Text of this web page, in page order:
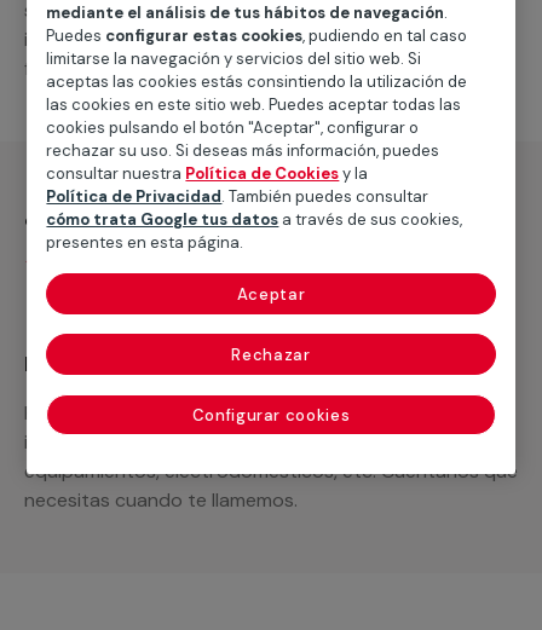
suministro de los materiales necesarios, las
intervenciones a realizar, o la mano de obra que hará
falta para completar tu proyecto.
¿Qué incluye?
Recuerda que en MULTIMAP
Podemos ofrecer cualquier servicio a medida
incluyendo todo lo que necesites: materiales,
equipamientos, electrodomésticos, etc. Cuéntanos que
necesitas cuando te llamemos.
mediante el análisis de tus hábitos de navegación.
Puedes configurar estas cookies, pudiendo en tal caso
limitarse la navegación y servicios del sitio web. Si
aceptas las cookies estás consintiendo la utilización de
las cookies en este sitio web. Puedes aceptar todas las
cookies pulsando el botón "Aceptar", configurar o
rechazar su uso. Si deseas más información, puedes
consultar nuestra Política de Cookiesy la
Política de Privacidad. También puedes consultar
cómo trata Google tus datos a través de sus cookies,
presentes en esta página.
Configurar cookies
Rechazar
Aceptar